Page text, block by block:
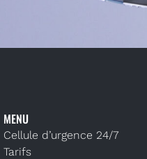
MENU
Cellule d’urgence 24/7
Tarifs